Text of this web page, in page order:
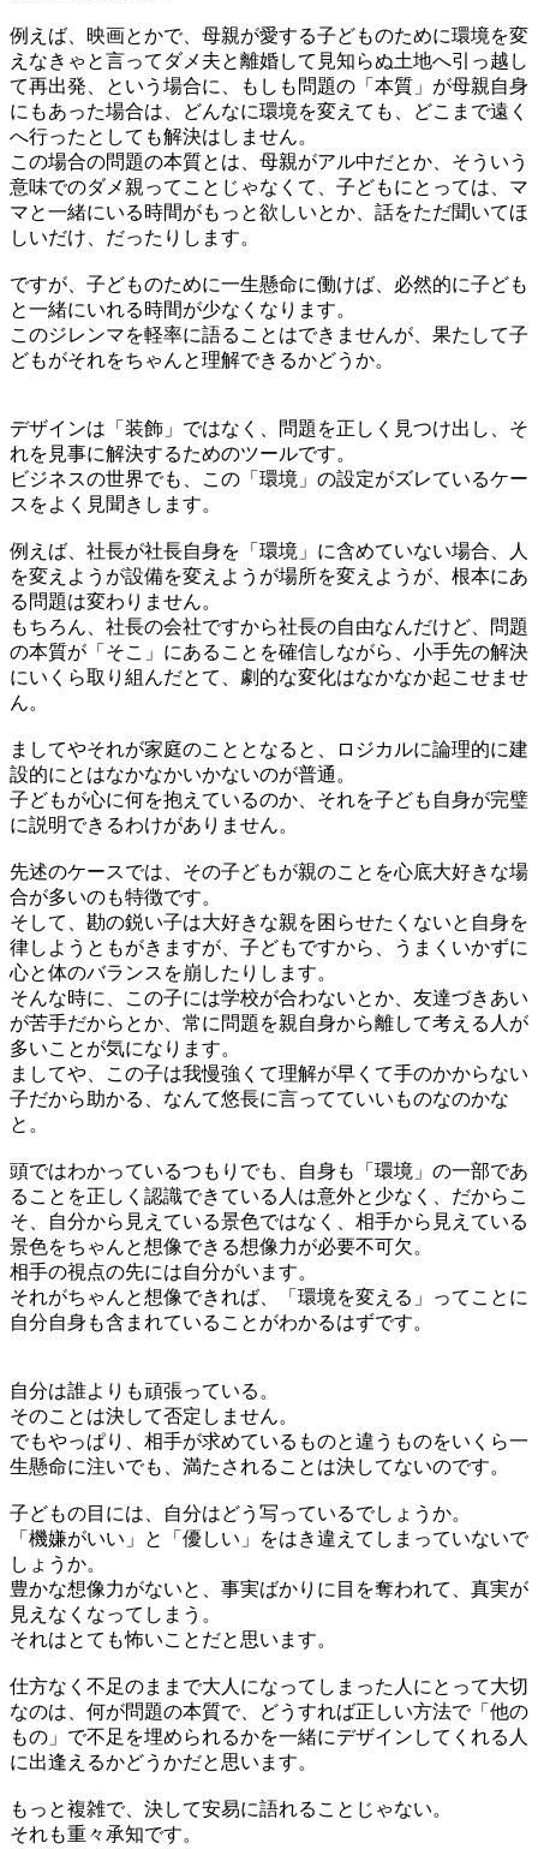
例えば、映画とかで、母親が愛する子どものために環境を変
えなきゃと言ってダメ夫と離婚して見知らぬ土地へ引っ越し
て再出発、という場合に、もしも問題の「本質」が母親自身
にもあった場合は、どんなに環境を変えても、どこまで遠く
へ行ったとしても解決はしません。
この場合の問題の本質とは、母親がアル中だとか、そういう
意味でのダメ親ってことじゃなくて、子どもにとっては、マ
マと一緒にいる時間がもっと欲しいとか、話をただ聞いてほ
しいだけ、だったりします。
ですが、子どものために一生懸命に働けば、必然的に子ども
と一緒にいれる時間が少なくなります。
このジレンマを軽率に語ることはできませんが、果たして子
どもがそれをちゃんと理解できるかどうか。
デザインは「装飾」ではなく、問題を正しく見つけ出し、そ
れを見事に解決するためのツールです。
ビジネスの世界でも、この「環境」の設定がズレているケー
スをよく見聞きします。
例えば、社長が社長自身を「環境」に含めていない場合、人
を変えようが設備を変えようが場所を変えようが、根本にあ
る問題は変わりません。
もちろん、社長の会社ですから社長の自由なんだけど、問題
の本質が「そこ」にあることを確信しながら、小手先の解決
にいくら取り組んだとて、劇的な変化はなかなか起こせませ
ん。
ましてやそれが家庭のこととなると、ロジカルに論理的に建
設的にとはなかなかいかないのが普通。
子どもが心に何を抱えているのか、それを子ども自身が完璧
に説明できるわけがありません。
先述のケースでは、その子どもが親のことを心底大好きな場
合が多いのも特徴です。
そして、勘の鋭い子は大好きな親を困らせたくないと自身を
律しようともがきますが、子どもですから、うまくいかずに
心と体のバランスを崩したりします。
そんな時に、この子には学校が合わないとか、友達づきあい
が苦手だからとか、常に問題を親自身から離して考える人が
多いことが気になります。
ましてや、この子は我慢強くて理解が早くて手のかからない
子だから助かる、なんて悠長に言ってていいものなのかな
と。
頭ではわかっているつもりでも、自身も「環境」の一部であ
ることを正しく認識できている人は意外と少なく、だからこ
そ、自分から見えている景色ではなく、相手から見えている
景色をちゃんと想像できる想像力が必要不可欠。
相手の視点の先には自分がいます。
それがちゃんと想像できれば、「環境を変える」ってことに
自分自身も含まれていることがわかるはずです。
自分は誰よりも頑張っている。
そのことは決して否定しません。
でもやっぱり、相手が求めているものと違うものをいくら一
生懸命に注いでも、満たされることは決してないのです。
子どもの目には、自分はどう写っているでしょうか。
「機嫌がいい」と「優しい」をはき違えてしまっていないで
しょうか。
豊かな想像力がないと、事実ばかりに目を奪われて、真実が
見えなくなってしまう。
それはとても怖いことだと思います。
仕方なく不足のままで大人になってしまった人にとって大切
なのは、何が問題の本質で、どうすれば正しい方法で「他の
もの」で不足を埋められるかを一緒にデザインしてくれる人
に出逢えるかどうかだと思います。
もっと複雑で、決して安易に語れることじゃない。
それも重々承知です。